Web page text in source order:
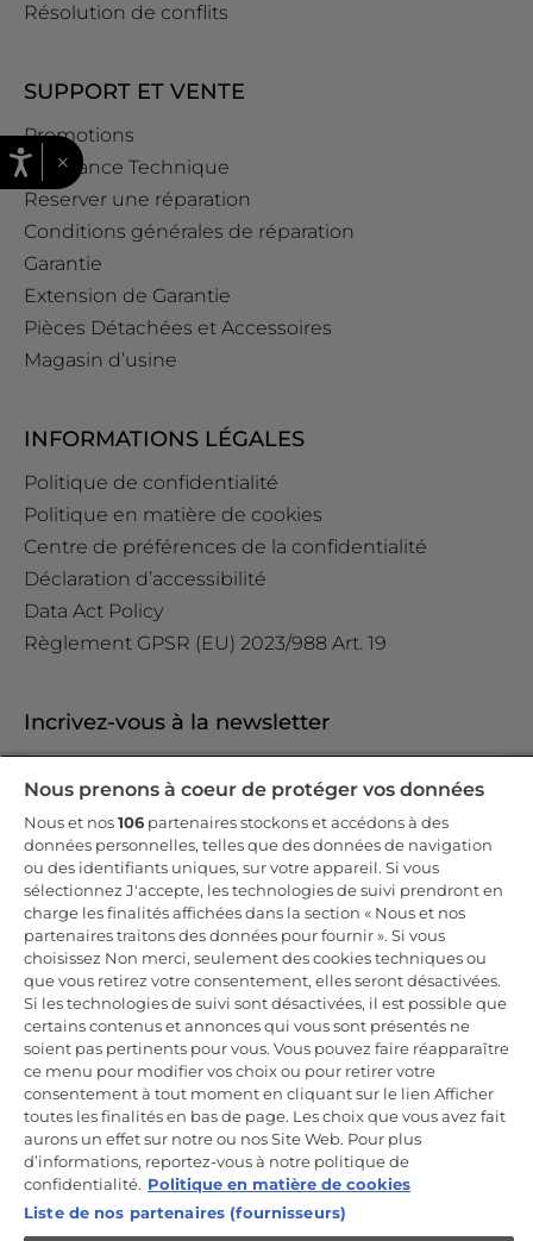
Résolution de conflits
SUPPORT ET VENTE
Promotions
Assistance Technique
Reserver une réparation
Conditions générales de réparation
Garantie
Extension de Garantie
Pièces Détachées et Accessoires
Magasin d’usine
INFORMATIONS LÉGALES
Politique de confidentialité
Politique en matière de cookies
Centre de préférences de la confidentialité
Déclaration d’accessibilité
Data Act Policy
Règlement GPSR (EU) 2023/988 Art. 19
Incrivez-vous à la newsletter
première commande
CANDY HOOVER GROUP S.r.I. - Associé unique - SIÈGE SOCIAL :
Via Comolli, 57 - 20861 Brugherio (MB) - Italie - SIÈGES
ADMINISTRATIFS : Via Privata Eden Fumagalli snc - 20861
Brugherio (MB) et Via Trento n. 20/A-22 - 20871 Vimercate (MB) -
Italie - Tél. : +39.039.2086.1 - Fax : +39.039.2086.237 - Capital social
35 000 000,00 € iv - Cod. Code fiscal et numéro d'inscription au
registre du commerce de Milan-Monza-Brianza-Lodi 04666310158 -
Numéro de TVA 00786860965 - Numéro REA : MB-1033934 -
Autorisation IT AEOF 211870 - Société soumise aux activités de
gestion et de coordination de Candy S.p.A.
FR / Français
×
Nous prenons à coeur de protéger vos données
Nous et nos106 partenaires stockons et accédons à des
données personnelles, telles que des données de navigation
ou des identifiants uniques, sur votre appareil. Si vous
sélectionnez J'accepte, les technologies de suivi prendront en
charge les finalités affichées dans la section « Nous et nos
partenaires traitons des données pour fournir ». Si vous
choisissez Non merci, seulement des cookies techniques ou
que vous retirez votre consentement, elles seront désactivées.
Si les technologies de suivi sont désactivées, il est possible que
certains contenus et annonces qui vous sont présentés ne
soient pas pertinents pour vous. Vous pouvez faire réapparaître
ce menu pour modifier vos choix ou pour retirer votre
consentement à tout moment en cliquant sur le lien Afficher
toutes les finalités en bas de page. Les choix que vous avez fait
aurons un effet sur notre ou nos Site Web. Pour plus
d’informations, reportez-vous à notre politique de
confidentialité. Politique en matière de cookies
Liste de nos partenaires (fournisseurs)